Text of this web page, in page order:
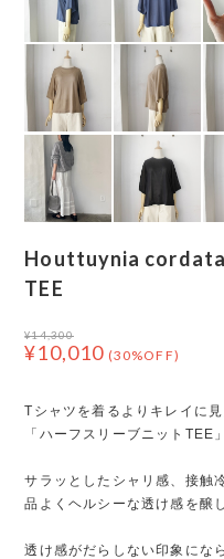
Houttuynia
TEE
¥14,300
¥10,010 (30%OFF)
Tシャツを着るよりキレイに
「ハーフスリーブニットTEE」
サラッとしたシャリ感、接触
品よくヘルシーな透け感を醸
透け感がだらしない印象にな